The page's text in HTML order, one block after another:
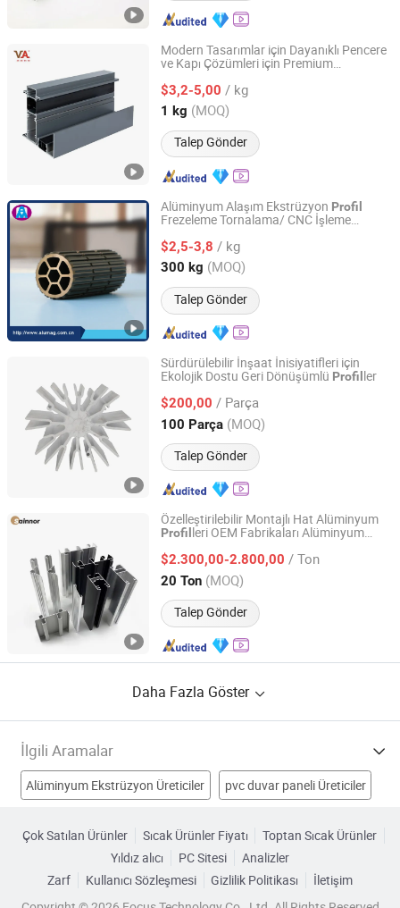
Modern Tasarımlar için Dayanıklı Pencere
ve Kapı Çözümleri için Premium
$3,2-5,00 / kg
1 kg (MOQ)
Talep Gönder
V Global Manufacturing Limited
Fujian, China Fiyat 2025
Alüminyum Alaşım Ekstrüzyon Profil
Frezeleme Tornalama/ CNC İşleme
Alüminyum Ekstrüde
$2,5-3,8 / kg
300 kg (MOQ)
Talep Gönder
Alumag Aluminum Tech(Taicang) Co., Ltd.
Jiangsu, China Fiyat 2020
Sürdürülebilir İnşaat İnisiyatifleri için
Ekolojik Dostu Geri Dönüşümlü Profil ler
$200,00 / Parça
100 Parça (MOQ)
Talep Gönder
Alumag Aluminum Tech(Taicang) Co., Ltd.
Jiangsu, China Fiyat 2020
Özelleştirilebilir Montajlı Hat Alüminyum
Profil leri OEM Fabrikaları Alüminyum
$2.300,00-2.800,00 / Ton
20 Ton (MOQ)
Talep Gönder
Linyi Shengao Aluminum Industry Co., Ltd.
Shandong, China Fiyat 2024
Daha Fazla Göster
İlgili Aramalar
Alüminyum Ekstrüzyon Üreticiler pvc duvar paneli Üreticiler
Alüminyum Ekstrüzyonları Üreticiler
Çok Satılan Ürünler Sıcak Ürünler Fiyatı
Toptan Sıcak Ürünler
Yıldız alıcı
PC Sitesi
Analizler
Zarf
Kullanıcı Sözleşmesi Gizlilik Politikası
İletişim